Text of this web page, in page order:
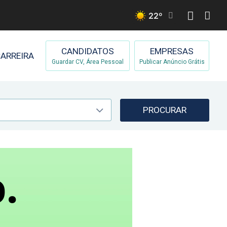
22º
CANDIDATOS
Guardar CV, Área Pessoal
EMPRESAS
Publicar Anúncio Grátis
PROCURAR